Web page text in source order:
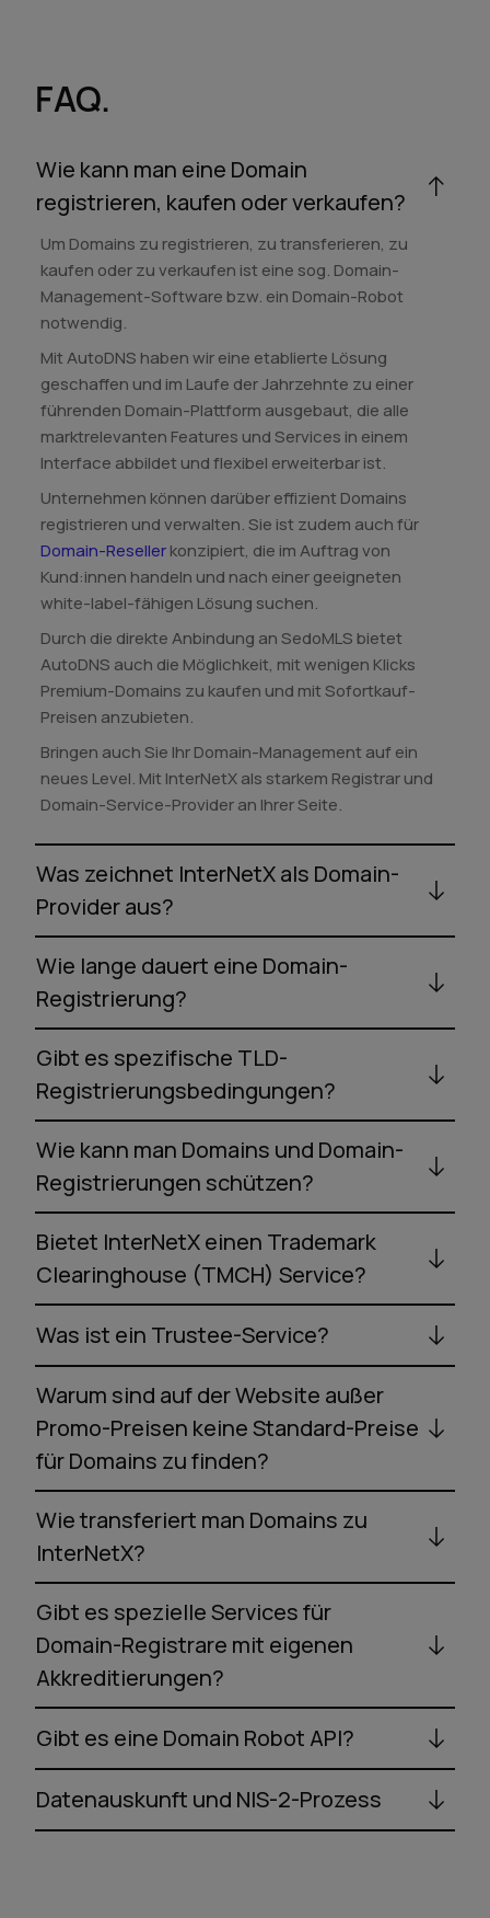
FAQ.
Wie kann man eine Domain
registrieren, kaufen oder verkaufen?
Um Domains zu registrieren, zu transferieren, zu
kaufen oder zu verkaufen ist eine sog. Domain-
Management-Software bzw. ein Domain-Robot
notwendig.
Mit AutoDNS haben wir eine etablierte Lösung
geschaffen und im Laufe der Jahrzehnte zu einer
führenden Domain-Plattform ausgebaut, die alle
marktrelevanten Features und Services in einem
Interface abbildet und flexibel erweiterbar ist.
Unternehmen können darüber effizient Domains
registrieren und verwalten. Sie ist zudem auch für
Domain-Resellerkonzipiert, die im Auftrag von
Kund:innen handeln und nach einer geeigneten
white-label-fähigen Lösung suchen.
Durch die direkte Anbindung an SedoMLS bietet
AutoDNS auch die Möglichkeit, mit wenigen Klicks
Premium-Domains zu kaufen und mit Sofortkauf-
Preisen anzubieten.
Bringen auch Sie Ihr Domain-Management auf ein
neues Level. Mit InterNetX als starkem Registrar und
Domain-Service-Provider an Ihrer Seite.
Was zeichnet InterNetX als Domain-
Provider aus?
Wie lange dauert eine Domain-
Registrierung?
Gibt es spezifische TLD-
Registrierungsbedingungen?
Wie kann man Domains und Domain-
Registrierungen schützen?
Bietet InterNetX einen Trademark
Clearinghouse (TMCH) Service?
Was ist ein Trustee-Service?
Warum sind auf der Website außer
Promo-Preisen keine Standard-Preise
für Domains zu finden?
Wie transferiert man Domains zu
InterNetX?
Gibt es spezielle Services für
Domain-Registrare mit eigenen
Akkreditierungen?
Gibt es eine Domain Robot API?
Datenauskunft und NIS-2-Prozess